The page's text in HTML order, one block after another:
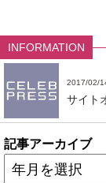
INFORMATION
2017/02/
サイト
記事アーカイブ